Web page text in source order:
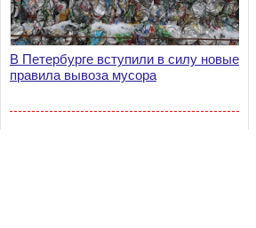
В Петербурге вступили в силу новые
правила вывоза мусора